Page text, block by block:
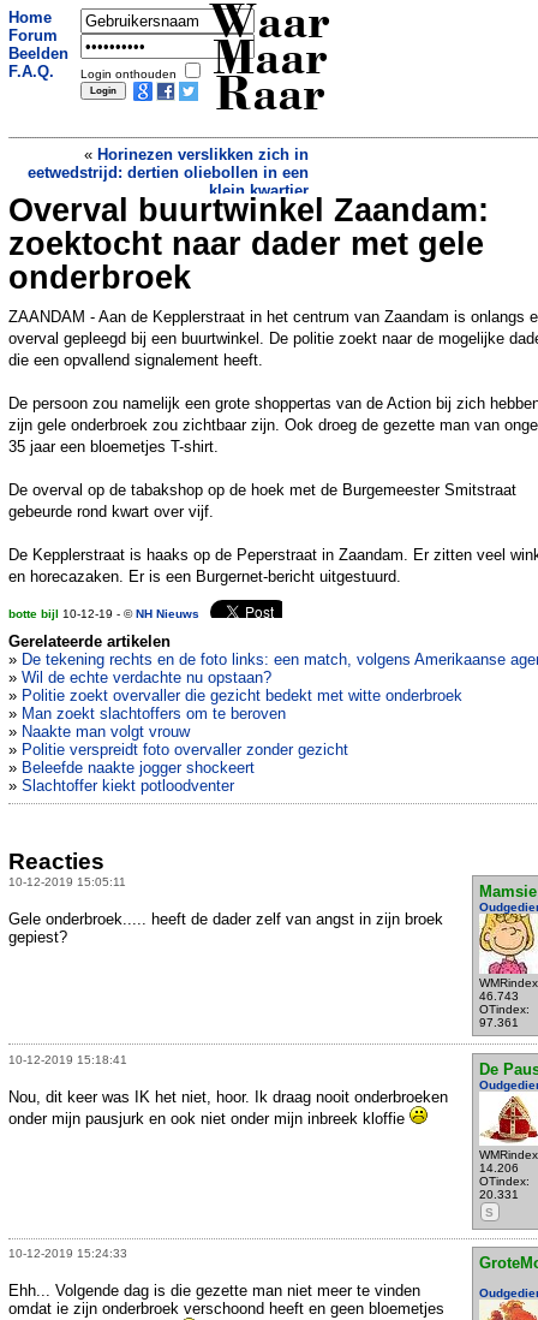
Home
Forum
Beelden
F.A.Q.
Login onthouden
Waar
Maar
Raar
« Horinezen verslikken zich in
eetwedstrijd: dertien oliebollen in een
klein kwartier
Politiehelikopter zoekt boven Beverwijk
naar in vijver gevallen inbreker»
Overval buurtwinkel Zaandam:
zoektocht naar dader met gele
onderbroek
ZAANDAM - Aan de Kepplerstraat in het centrum van Zaandam is onlangs
overval gepleegd bij een buurtwinkel. De politie zoekt naar de mogelijke
die een opvallend signalement heeft.
De persoon zou namelijk een grote shoppertas van de Action bij zich
zijn gele onderbroek zou zichtbaar zijn. Ook droeg de gezette man van
35 jaar een bloemetjes T-shirt.
De overval op de tabakshop op de hoek met de Burgemeester Smitstraat
gebeurde rond kwart over vijf.
De Kepplerstraat is haaks op de Peperstraat in Zaandam. Er zitten veel
en horecazaken. Er is een Burgernet-bericht uitgestuurd.
botte bijl 10-12-19 - ©NH Nieuws
Gerelateerde artikelen
» De tekening rechts en de foto links: een match, volgens Amerikaanse
» Wil de echte verdachte nu opstaan?
» Politie zoekt overvaller die gezicht bedekt met witte onderbroek
» Man zoekt slachtoffers om te beroven
» Naakte man volgt vrouw
» Politie verspreidt foto overvaller zonder gezicht
» Beleefde naakte jogger shockeert
» Slachtoffer kiekt potloodventer
Reacties
10-12-2019 15:05:11
Mamsie
46.743
OTindex:
97.361
Gele onderbroek..... heeft de dader zelf van angst in zijn broek
gepiest?
10-12-2019 15:18:41
De
14.206
OTindex:
20.331
S
Nou, dit keer was IK het niet, hoor. Ik draag nooit onderbroeken
onder mijn pausjurk en ook niet onder mijn inbreek kloffie
10-12-2019 15:24:33
Ehh... Volgende dag is die gezette man niet meer te vinden
omdat ie zijn onderbroek verschoond heeft en geen bloemetjes